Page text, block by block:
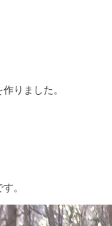
りました。
。